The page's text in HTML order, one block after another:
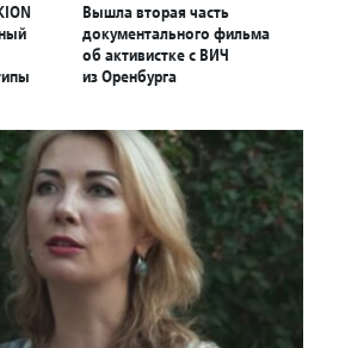
Вышла вторая часть
документального фильма
об активистке с ВИЧ
из Оренбурга